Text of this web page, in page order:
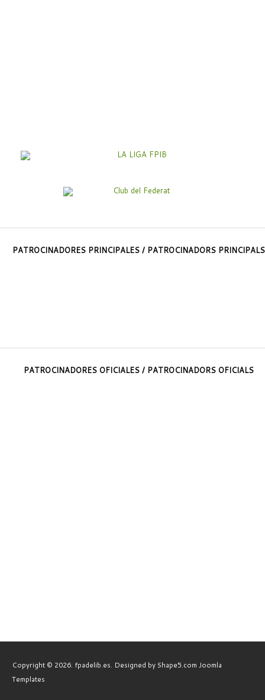
PATROCINADORES PRINCIPALES / PATROCINADORS PRINCIPALS
PATROCINADORES OFICIALES / PATROCINADORS OFICIALS
Copyright © 2026. fpadelib.es. Designed by Shape5.com Joomla
Templates